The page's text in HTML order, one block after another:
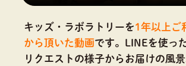
キッズ・ラボラトリーを1年以上ご
から頂いた動画です。 LINEを使っ
リクエストの様子からお届けの風